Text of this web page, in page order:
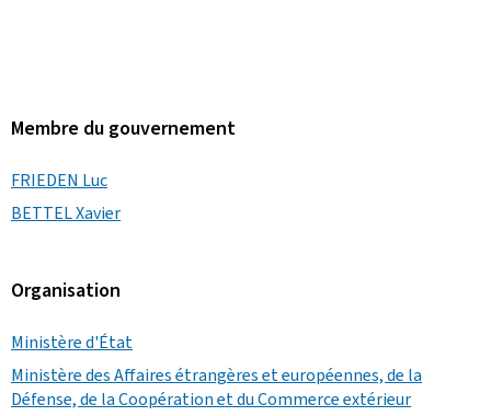
Membre du gouvernement
FRIEDEN Luc
BETTEL Xavier
Organisation
Ministère d'État
Ministère des Affaires étrangères et européennes, de la
Défense, de la Coopération et du Commerce extérieur